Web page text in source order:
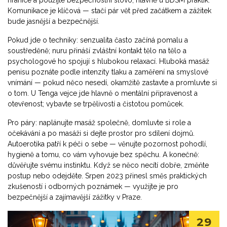
Komunikace je klíčová — stačí pár vět před začátkem a zážitek
bude jasnější a bezpečnější.
Pokud jde o techniky: senzualita často začíná pomalu a
soustředěně; nuru přináší zvláštní kontakt tělo na tělo a
psychologové ho spojují s hlubokou relaxací. Hluboká masáž
penisu poznáte podle intenzity tlaku a zaměření na smyslové
vnímání — pokud něco nesedí, okamžitě zastavte a promluvte si
o tom. U Tenga vejce jde hlavně o mentální připravenost a
otevřenost; vybavte se trpělivostí a čistotou pomůcek.
Pro páry: naplánujte masáž společně, domluvte si role a
očekávání a po masáži si dejte prostor pro sdílení dojmů.
Autoerotika patří k péči o sebe — věnujte pozornost pohodlí,
hygieně a tomu, co vám vyhovuje bez spěchu. A konečně:
důvěřujte svému instinktu. Když se něco necítí dobře, změňte
postup nebo odejděte. Srpen 2023 přinesl směs praktických
zkušeností i odborných poznámek — využijte je pro
bezpečnější a zajímavější zážitky v Praze.
29